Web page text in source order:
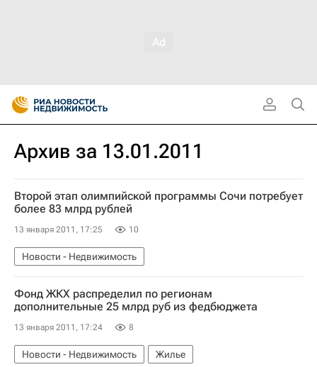
Архив за 13.01.2011
Второй этап олимпийской программы Сочи потребует
более 83 млрд рублей
13 января 2011, 17:25 10
Новости - Недвижимость
Фонд ЖКХ распределил по регионам
дополнительные 25 млрд руб из федбюджета
13 января 2011, 17:24 8
Новости - Недвижимость Жилье